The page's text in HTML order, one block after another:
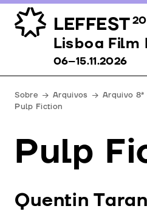
LEFFEST
Lisboa Film Festival
Lisboa Film
06–15.11.2026
Sobre Arquivos Arquivo 8ª
Pulp Fiction
Pulp
Quentin